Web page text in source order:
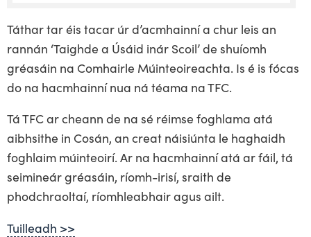
Táthar tar éis tacar úr d’acmhainní a chur leis an
rannán ‘Taighde a Úsáid inár Scoil’ de shuíomh
gréasáin na Comhairle Múinteoireachta. Is é is fócas
do na hacmhainní nua ná téama na TFC.
Tá TFC ar cheann de na sé réimse foghlama atá
aibhsithe in Cosán, an creat náisiúnta le haghaidh
foghlaim múinteoirí. Ar na hacmhainní atá ar fáil, tá
seimineár gréasáin, ríomh-irisí, sraith de
phodchraoltaí, ríomhleabhair agus ailt.
Tuilleadh >>